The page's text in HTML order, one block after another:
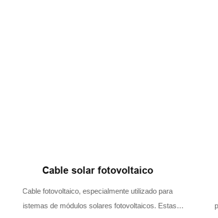
Conector solar fotovoltaico
Los conectores solares fotovoltaicos conectan los
paneles solares a inversores o baterías. Son resistentes